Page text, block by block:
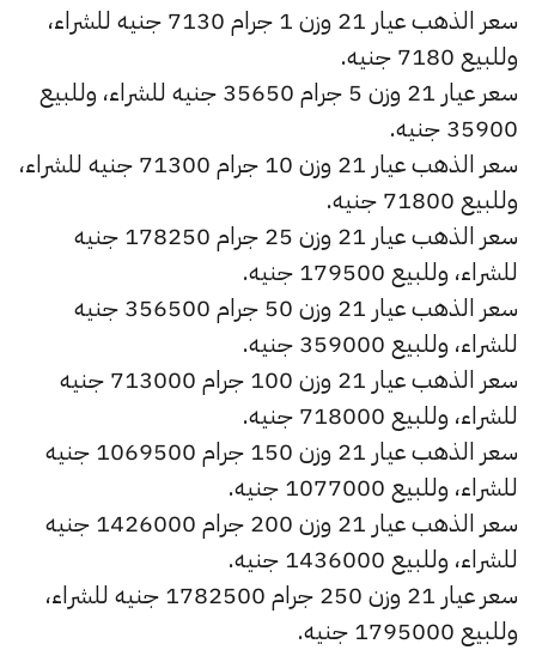
سعر الذهب عيار 21 وزن 1 جرام 7130 جنيه للشراء،
وللبيع 7180 جنيه.
سعر عيار 21 وزن 5 جرام 35650 جنيه للشراء، وللبيع
35900 جنيه.
سعر الذهب عيار 21 وزن 10 جرام 71300 جنيه للشراء،
وللبيع 71800 جنيه.
سعر الذهب عيار 21 وزن 25 جرام 178250 جنيه
للشراء، وللبيع 179500 جنيه.
سعر الذهب عيار 21 وزن 50 جرام 356500 جنيه
للشراء، وللبيع 359000 جنيه.
سعر الذهب عيار 21 وزن 100 جرام 713000 جنيه
للشراء، وللبيع 718000 جنيه.
سعر الذهب عيار 21 وزن 150 جرام 1069500 جنيه
للشراء، وللبيع 1077000 جنيه.
سعر الذهب عيار 21 وزن 200 جرام 1426000 جنيه
للشراء، وللبيع 1436000 جنيه.
سعر عيار 21 وزن 250 جرام 1782500 جنيه للشراء،
وللبيع 1795000 جنيه.